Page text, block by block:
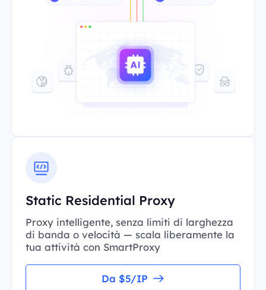
Static Residential Proxy
Proxy intelligente, senza limiti di larghezza
di banda o velocità — scala liberamente la
tua attività con SmartProxy
Da $5/IP